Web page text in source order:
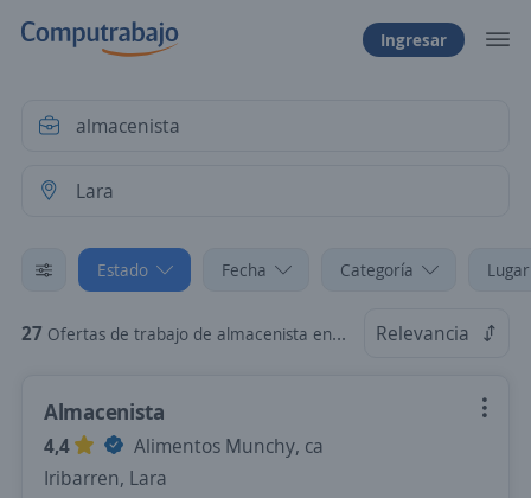
Ingresar
Estado Fecha Categoría
27 Ofertas de trabajo de almacenista en Lara Relevancia
Almacenista
4,4
Alimentos Munchy, ca
Iribarren, Lara